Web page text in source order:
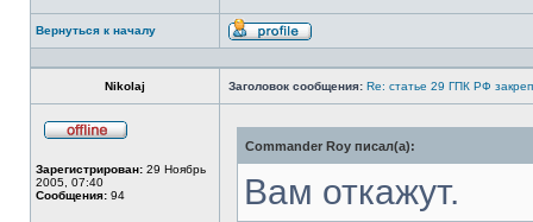
Вернуться к началу
Профиль
Nikolaj Заголовок сообщения: Re: статье 29 ГПК РФ
сети
Зарегистрирован: 29 Ноябрь
2005, 07:40
Сообщения: 94
Commander Roy писал(а):
Вам откажут.